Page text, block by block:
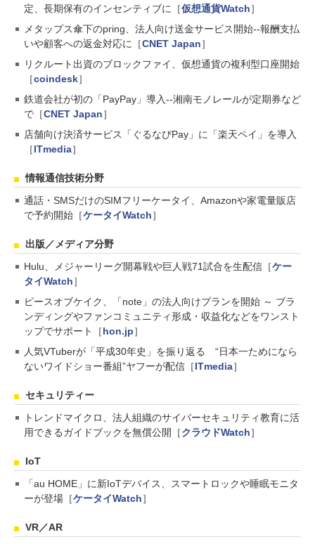
定、長期保有のインセンティブに［仮想通貨Watch］
メタップス傘下のpring、法人向け送金サービス開始--報酬支払
いや顧客への返金対応に［CNET Japan］
リクルート出資のブロックファイ、仮想通貨の複利型口座開始
［coindesk］
鉄道会社が初の「PayPay」導入--湘南モノレールが定期券など
で［CNET Japan］
店舗向け決済サービス「ぐるなびPay」に「楽天ペイ」を導入
［ITmedia］
情報通信技術分野
通話・SMSだけのSIMフリーケータイ、Amazonや家電量販店
で予約開始［ケータイWatch］
出版／メディア分野
Hulu、メジャーリーグ開幕戦や巨人戦71試合を生配信［ケー
タイWatch］
ピースオブケイク、「note」の法人向けプランを開始 ～ ブラ
ンディングやファンコミュニティ形成・収益化などをワンスト
ップでサポート［hon.jp］
人気VTuberが「平成30年史」を振り返る “日本一ためになら
ないワイドショー番組”ヤフーが配信［ITmedia］
セキュリティー
トレンドマイクロ、法人組織のサイバーセキュリティ教育に活
用できるガイドブックを無償公開［クラウドWatch］
IoT
「au HOME」に新IoTデバイス、スマートロックや睡眠モニタ
ーが登場［ケータイWatch］
VR／AR